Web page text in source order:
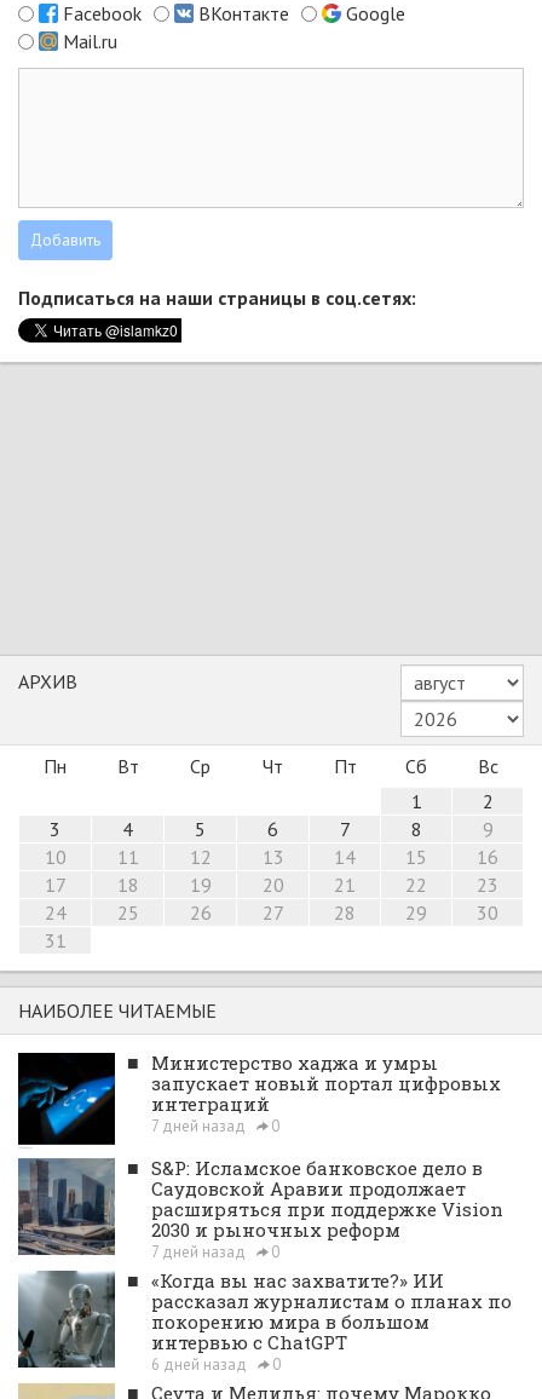
Facebook
ВКонтакте
Google
Mail.ru
Подписаться на наши страницы в соц.сетях:
АРХИВ
Пн Вт Ср Чт Пт Сб
Вс
1
2
3
4 5 6 7 8
9
10
11 12 13 14 15
16
17
18 19 20 21 22
23
24
25 26 27 28 29
30
31
НАИБОЛЕЕ ЧИТАЕМЫЕ
■ Министерство хаджа и умры
запускает новый портал цифровых
интеграций
7 дней назад 0
■ S&P: Исламское банковское дело в
Саудовской Аравии продолжает
расширяться при поддержке Vision
2030 и рыночных реформ
7 дней назад 0
■ «Когда вы нас захватите?» ИИ
рассказал журналистам о планах по
покорению мира в большом
интервью с ChatGPT
6 дней назад 0
■ Сеута и Мелилья: почему Марокко